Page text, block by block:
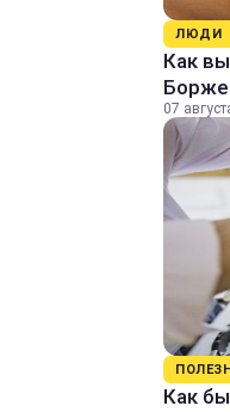
ЛЮДИ
Как
07
Как